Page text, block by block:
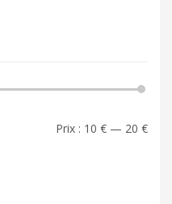
Prix
Prix
Prix : 10 € — 20 €